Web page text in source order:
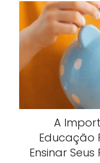
A
Educação
Ensinar